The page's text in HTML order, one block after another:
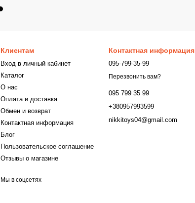
Клиентам
Вход в личный кабинет
Каталог
О нас
Оплата и доставка
Обмен и возврат
Контактная информация
Блог
Пользовательское соглашение
Отзывы о магазине
Мы в соцсетях
Контактная информация
095-799-35-99
Перезвонить вам?
095 799 35 99
+380957993599
nikkitoys04@gmail.com